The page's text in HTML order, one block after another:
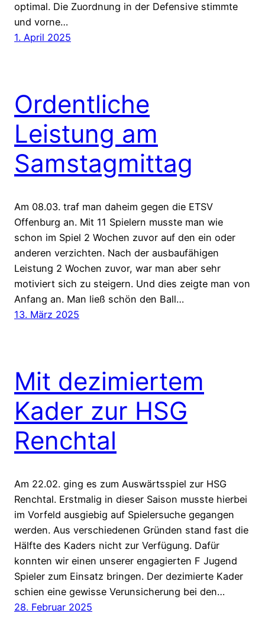
optimal. Die Zuordnung in der Defensive stimmte
und vorne…
1. April 2025
Ordentliche
Leistung am
Samstagmittag
Am 08.03. traf man daheim gegen die ETSV
Offenburg an. Mit 11 Spielern musste man wie
schon im Spiel 2 Wochen zuvor auf den ein oder
anderen verzichten. Nach der ausbaufähigen
Leistung 2 Wochen zuvor, war man aber sehr
motiviert sich zu steigern. Und dies zeigte man von
Anfang an. Man ließ schön den Ball…
13. März 2025
Mit dezimiertem
Kader zur HSG
Renchtal
Am 22.02. ging es zum Auswärtsspiel zur HSG
Renchtal. Erstmalig in dieser Saison musste hierbei
im Vorfeld ausgiebig auf Spielersuche gegangen
werden. Aus verschiedenen Gründen stand fast die
Hälfte des Kaders nicht zur Verfügung. Dafür
konnten wir einen unserer engagierten F Jugend
Spieler zum Einsatz bringen. Der dezimierte Kader
schien eine gewisse Verunsicherung bei den…
28. Februar 2025